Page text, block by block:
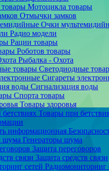
Мотоцикла товары
Отмычки замков
Очки
Радио модели
Рации товары
Роботов товары
Рыбалка - Охота
Светодиодные
Сигареты
Сигнализация воды
Спорта товары
Товары здоровья
Товары при
Генераторы шума
Защита переговоров
Защита средств связи
Радиомониторинг